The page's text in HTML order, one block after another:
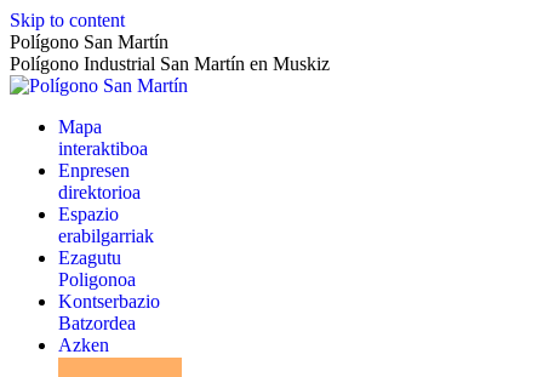
Skip to content
Polígono San Martín
Polígono Industrial San Martín en Muskiz
Mapa
interaktiboa
Enpresen
direktorioa
Espazio
erabilgarriak
Ezagutu
Poligonoa
Kontserbazio
Batzordea
Azken